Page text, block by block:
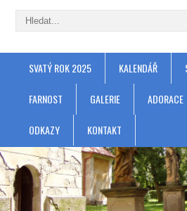
SVATÝ ROK 2025 KALENDÁŘ
FARNOST GALERIE ADORACE
ODKAZY KONTAKT